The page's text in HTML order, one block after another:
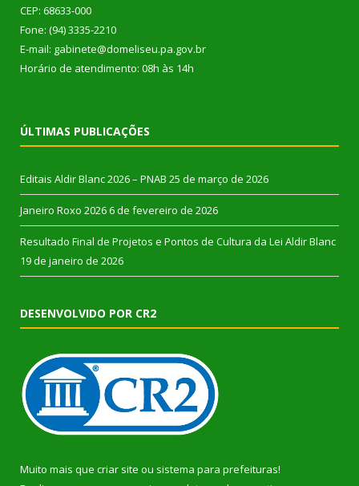
CEP: 68633-000
Fone: (94) 3335-2210
E-mail: gabinete@domeliseu.pa.gov.br
Horário de atendimento: 08h às 14h
ÚLTIMAS PUBLICAÇÕES
Editais Aldir Blanc 2026 – PNAB 25 de março de 2026
Janeiro Roxo 2026 6 de fevereiro de 2026
Resultado Final de Projetos e Pontos de Cultura da Lei Aldir Blanc
19 de janeiro de 2026
DESENVOLVIDO POR CR2
Muito mais que criar site ou sistema para prefeituras!